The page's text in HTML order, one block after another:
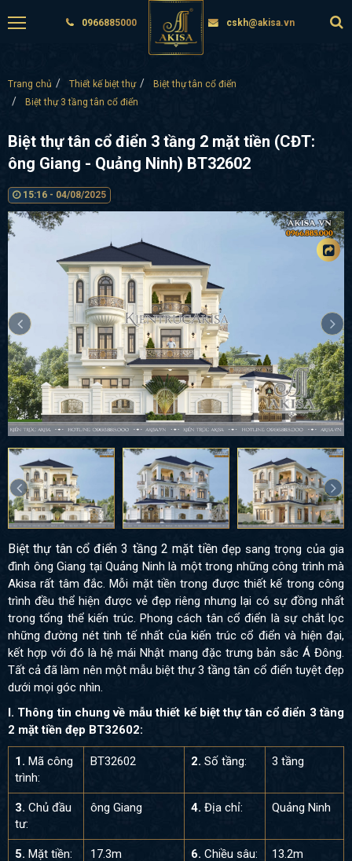
0966885000 cskh@akisa.vn
Trang chủ Thiết kế biệt thự
Biệt thự tân cổ điển
Biệt thự 3 tầng tân cổ điển
Biệt thự tân cổ điển 3 tầng 2 mặt tiền (CĐT:
ông Giang - Quảng Ninh) BT32602
15:16 - 04/08/2025
Biệt thự tân cổ điển 3 tầng 2 mặt tiềnđẹp sang trọng của gia
đình ông Giang tại Quảng Ninh là một trong những công trình mà
Akisa rất tâm đắc. Mỗi mặt tiền trong được thiết kế trong công
trình đều thể hiện được vẻ đẹp riêng nhưng lại có sự đồng nhất
trong tổng thể kiến trúc. Phong cách tân cổ điển là sự chắt lọc
những đường nét tinh tế nhất của kiến trúc cổ điển và hiện đại,
kết hợp với đó là hệ mái Nhật mang đặc trưng bản sắc Á Đông.
Tất cả đã làm nên một mẫu biệt thự 3 tầng tân cổ điển tuyệt đẹp
dưới mọi góc nhìn.
I. Thông tin chung về mẫu thiết kế biệt thự tân cổ điển 3 tầng
2 mặt tiền đẹp BT32602:
1. Mã công
trình:
BT32602 2. Số tầng: 3 tầng
3. Chủ đầu
tư:
ông Giang 4. Địa chỉ: Quảng Ninh
5. Mặt tiền: 17.3m 6. Chiều sâu: 13.2m